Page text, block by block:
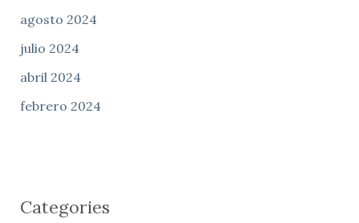
agosto 2024
julio 2024
abril 2024
febrero 2024
Categories